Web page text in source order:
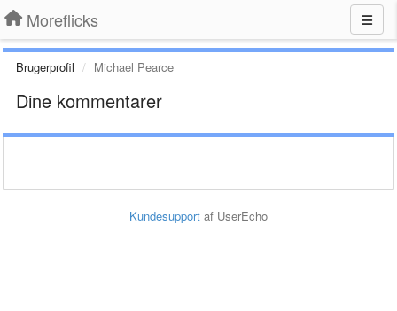
Moreflicks
Brugerprofil Michael Pearce
Dine kommentarer
Kundesupport af UserEcho